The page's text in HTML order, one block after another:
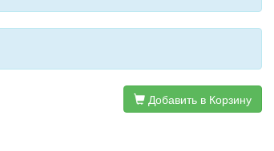
Добавить в Корзину